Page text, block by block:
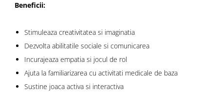
Beneficii:
Stimuleaza creativitatea si imaginatia
Dezvolta abilitatile sociale si comunicarea
Incurajeaza empatia si jocul de rol
Ajuta la familiarizarea cu activitati medicale de baza
Sustine joaca activa si interactiva